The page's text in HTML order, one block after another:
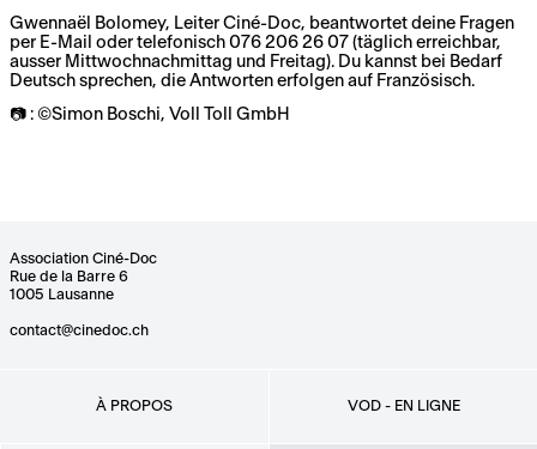
Gwennaël Bolomey, Leiter Ciné-Doc, beantwortet deine Fragen
per E-Mail oder telefonisch 076 206 26 07 (täglich erreichbar,
ausser Mittwochnachmittag und Freitag). Du kannst bei Bedarf
Deutsch sprechen, die Antworten erfolgen auf Französisch.
📷 : ©️Simon Boschi, Voll Toll GmbH
Association Ciné-Doc
Rue de la Barre 6
1005 Lausanne
contact@cinedoc.ch
À PROPOS VOD - EN LIGNE